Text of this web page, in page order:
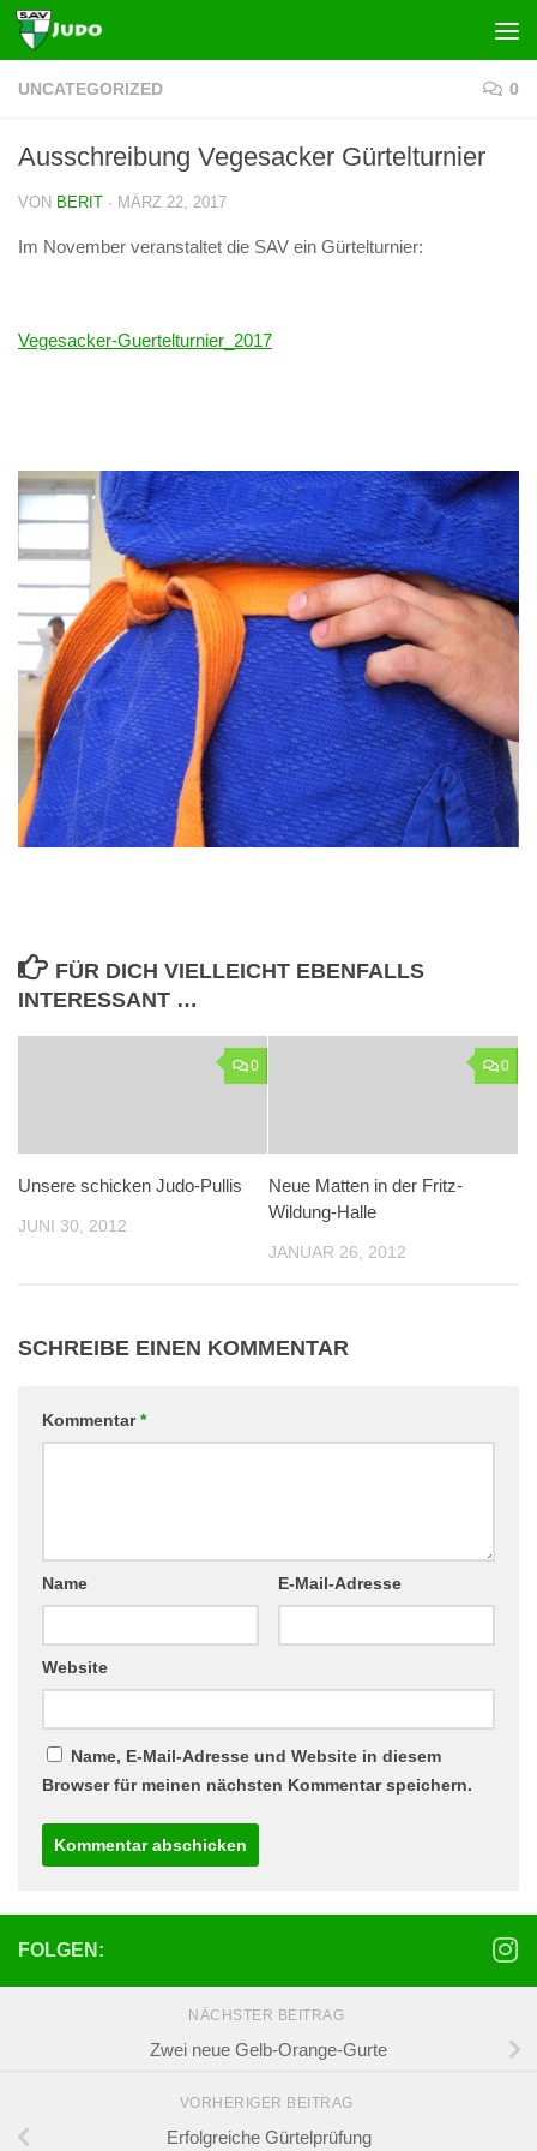
Zum Inhalt springen
UNCATEGORIZED 0
Ausschreibung Vegesacker Gürtelturnier
VON BERIT · MÄRZ 22, 2017
Im November veranstaltet die SAV ein Gürtelturnier:
Vegesacker-Guertelturnier_2017
FÜR DICH VIELLEICHT EBENFALLS
INTERESSANT …
0
Unsere schicken Judo-Pullis
JUNI 30, 2012
0
Neue Matten in der Fritz-
Wildung-Halle
JANUAR 26, 2012
SCHREIBE EINEN KOMMENTAR
Kommentar*
Name E-Mail-Adresse
Website
Name, E-Mail-Adresse und Website in diesem
Browser für meinen nächsten Kommentar speichern.
FOLGEN:
NÄCHSTER BEITRAG
Zwei neue Gelb-Orange-Gurte
VORHERIGER BEITRAG
Erfolgreiche Gürtelprüfung